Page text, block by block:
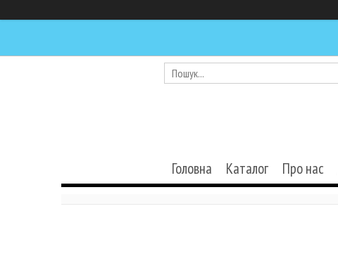
Головна Каталог Про нас